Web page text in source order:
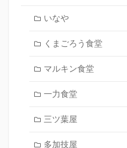
いなや
くまごろう食堂
マルキン食堂
一力食堂
三ツ葉屋
多加技屋